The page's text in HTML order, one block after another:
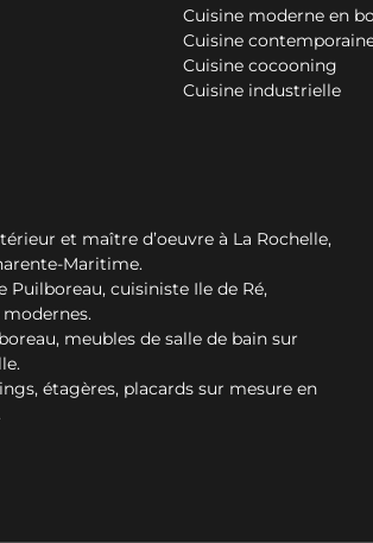
Cuisine moderne en
Cuisine
Cuisine cocooning
Cuisine industrielle
et maître d’oeuvre à La Rochelle,
Maritime.
Puilboreau, cuisiniste Ile de Ré,
meubles de salle de bain sur
étagères, placards sur mesure en